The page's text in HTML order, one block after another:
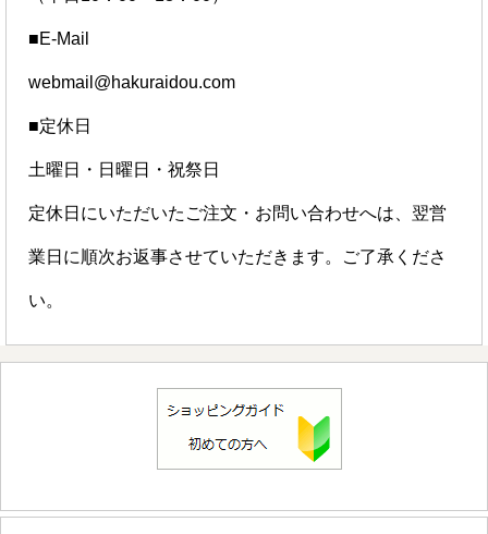
■E-Mail
webmail@hakuraidou.com
■定休日
土曜日・日曜日・祝祭日
定休日にいただいたご注文・お問い合わせへは、翌営
業日に順次お返事させていただきます。ご了承くださ
い。